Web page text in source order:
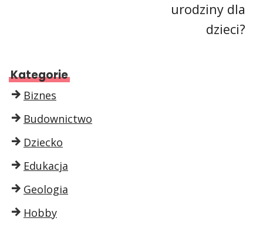
urodziny dla
dzieci?
Kategorie
Biznes
Budownictwo
Dziecko
Edukacja
Geologia
Hobby